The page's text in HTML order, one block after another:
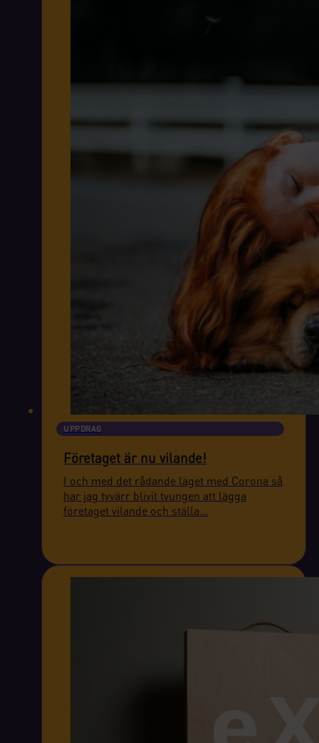
UPPDRAG
Företaget är nu vilande!
I och med det rådande läget med Corona så
har jag tyvärr blivit tvungen att lägga
företaget vilande och ställa…